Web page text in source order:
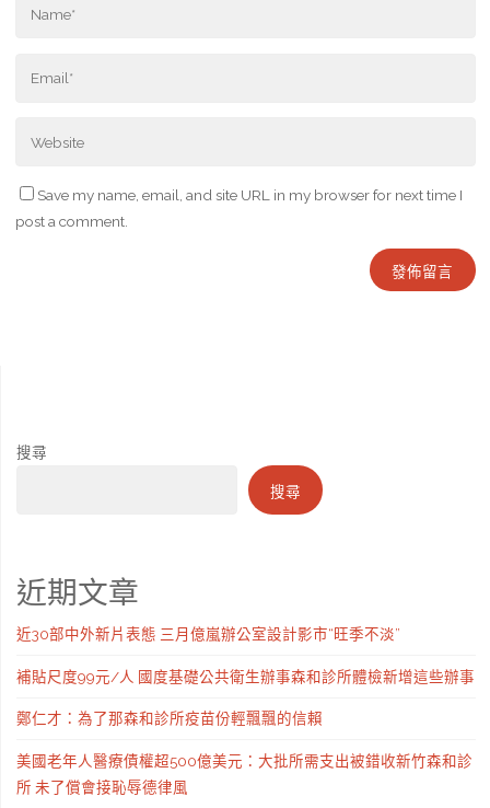
Save my name, email, and site URL in my browser for next time I
post a comment.
搜尋
搜尋
近期文章
近30部中外新片表態 三月億嵐辦公室設計影市“旺季不淡”
補貼尺度99元/人 國度基礎公共衛生辦事森和診所體檢新增這些辦事
鄭仁才：為了那森和診所疫苗份輕飄飄的信賴
美國老年人醫療債權超500億美元：大批所需支出被錯收新竹森和診
所 未了償會接恥辱德律風